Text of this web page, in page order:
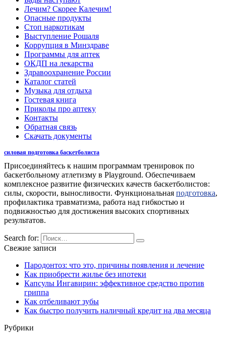
Лечим? Скорее Калечим!
Опасные продукты
Стоп наркотикам
Выступление Рошаля
Коррупция в Минздраве
Программы для аптек
ОКДП на лекарства
Здравоохранение России
Каталог статей
Музыка для отдыха
Гостевая книга
Приколы про аптеку
Контакты
Обратная связь
Скачать документы
силовая подготовка баскетболиста
Присоединяйтесь к нашим программам тренировок по
баскетбольному атлетизму в Playground. Обеспечиваем
комплексное развитие физических качеств баскетболистов:
силы, скорости, выносливости. Функциональная подготовка,
профилактика травматизма, работа над гибкостью и
подвижностью для достижения высоких спортивных
результатов.
Search for:
Свежие записи
Пародонтоз: что это, причины появления и лечение
Как приобрести жилье без ипотеки
Капсулы Ингавирин: эффективное средство против
гриппа
Как отбеливают зубы
Как быстро получить наличный кредит на два месяца
Рубрики